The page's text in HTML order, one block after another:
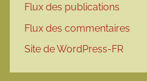
Flux des publications
Flux des commentaires
Site de WordPress-FR